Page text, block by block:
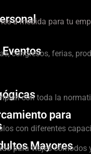
a medida para tu
congresos, ferias,
con toda la
para
con diferentes
Mayores
para viajes cómodos